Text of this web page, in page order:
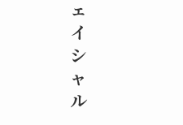
ェ
イ
シ
ャ
ル